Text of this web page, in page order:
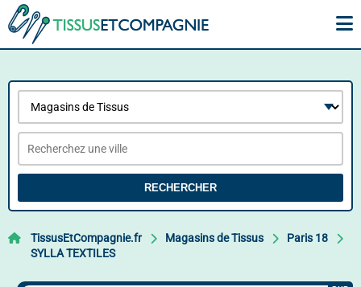
RECHERCHER
TissusEtCompagnie.fr Magasins de Tissus
Paris 18
SYLLA TEXTILES